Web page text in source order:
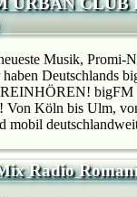
Musik, Promi-
Deutschlands
REINHÖREN!
Köln bis Ulm,
mobil
Radio